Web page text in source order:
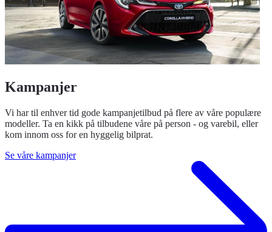
Kampanjer
Vi har til enhver tid gode kampanjetilbud på flere av våre populære
modeller. Ta en kikk på tilbudene våre på person - og varebil, eller
kom innom oss for en hyggelig bilprat.
Se våre kampanjer